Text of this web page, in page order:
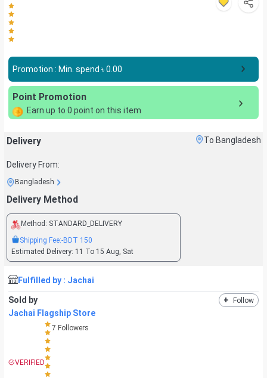
Promotion : Min. spend ৳0.00
Point Promotion
Earn up to 0 point on this item
Delivery To Bangladesh
Delivery From:
Bangladesh
Delivery Method
Method: STANDARD_DELIVERY
Shipping Fee:-BDT 150
Estimated Delivery: 11 To 15 Aug, Sat
Fulfilled by : Jachai
Sold by + Follow
Jachai Flagship Store
VERIFIED
7 Followers